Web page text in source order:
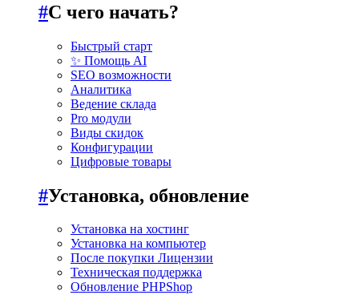
#С чего начать?
Быстрый старт
✨ Помощь AI
SEO возможности
Аналитика
Ведение склада
Pro модули
Виды скидок
Конфигурации
Цифровые товары
#Установка, обновление
Установка на хостинг
Установка на компьютер
После покупки Лицензии
Техническая поддержка
Обновление PHPShop